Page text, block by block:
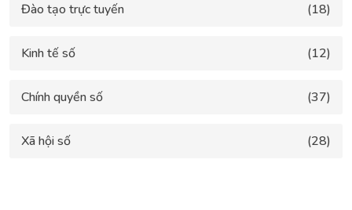
Đào tạo trực tuyến (18)
Kinh tế số (12)
Chính quyền số (37)
Xã hội số (28)